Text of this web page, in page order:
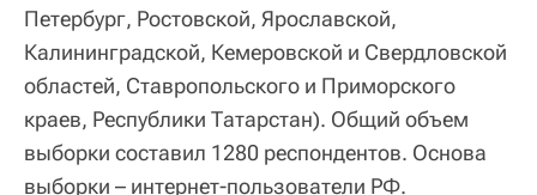
Петербург, Ростовской, Ярославской,
Калининградской, Кемеровской и Свердловской
областей, Ставропольского и Приморского
краев, Республики Татарстан). Общий объем
выборки составил 1280 респондентов. Основа
выборки – интернет-пользователи РФ.